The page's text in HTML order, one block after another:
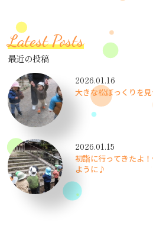
Latest Posts
最近の投稿
2026.01.16
大きな松ぼっくりを見
2026.01.15
初詣に行ってきたよ
ように♪